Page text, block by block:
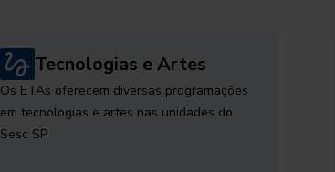
Tecnologias e Artes
Os ETAs oferecem diversas programações
em tecnologias e artes nas unidades do
Sesc SP